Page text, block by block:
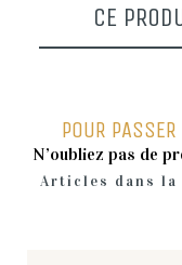
CE
POUR
N’oubliez pas de
Articles dans